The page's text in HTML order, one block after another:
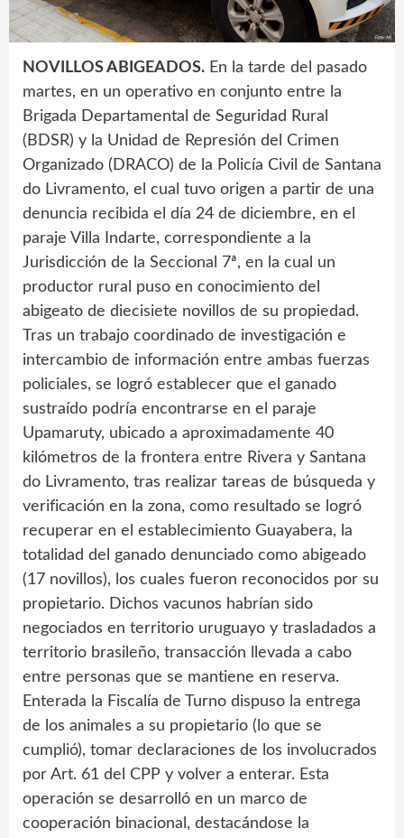
NOVILLOS ABIGEADOS. En la tarde del pasado
martes, en un operativo en conjunto entre la
Brigada Departamental de Seguridad Rural
(BDSR) y la Unidad de Represión del Crimen
Organizado (DRACO) de la Policía Civil de Santana
do Livramento, el cual tuvo origen a partir de una
denuncia recibida el día 24 de diciembre, en el
paraje Villa Indarte, correspondiente a la
Jurisdicción de la Seccional 7ª, en la cual un
productor rural puso en conocimiento del
abigeato de diecisiete novillos de su propiedad.
Tras un trabajo coordinado de investigación e
intercambio de información entre ambas fuerzas
policiales, se logró establecer que el ganado
sustraído podría encontrarse en el paraje
Upamaruty, ubicado a aproximadamente 40
kilómetros de la frontera entre Rivera y Santana
do Livramento, tras realizar tareas de búsqueda y
verificación en la zona, como resultado se logró
recuperar en el establecimiento Guayabera, la
totalidad del ganado denunciado como abigeado
(17 novillos), los cuales fueron reconocidos por su
propietario. Dichos vacunos habrían sido
negociados en territorio uruguayo y trasladados a
territorio brasileño, transacción llevada a cabo
entre personas que se mantiene en reserva.
Enterada la Fiscalía de Turno dispuso la entrega
de los animales a su propietario (lo que se
cumplió), tomar declaraciones de los involucrados
por Art. 61 del CPP y volver a enterar. Esta
operación se desarrolló en un marco de
cooperación binacional, destacándose la